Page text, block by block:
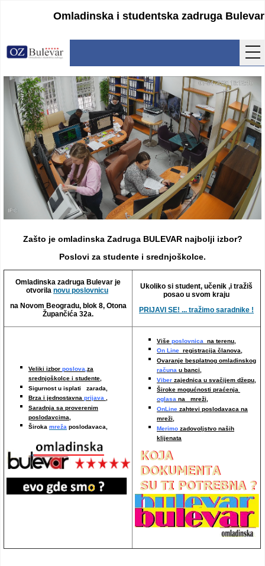
Omladinska i studentska zadruga Bulevar
Početna
Usluge
Uputstva
Cenovnik
Kontakt
Lokacija
Zašto je omladinska Zadruga BULEVAR najbolji izbor?
Poslovi za studente i srednjoškolce.
Omladinska zadruga Bulevar je
otvorila novu poslovnicu
na Novom Beogradu, blok 8, Otona
Župančića 32a.
Ukoliko si student, učenik ,i tražiš
posao u svom kraju
PRIJAVI SE! ... tražimo saradnike !
Veliki izbor poslova,za
srednjoškolce i studente,
Sigurnost u isplati zarada,
Brza i jednostavna prijava ,
Saradnja sa proverenim
poslodavcima,
Široka mreža poslodavaca,
Više poslovnica na terenu,
On Line registracija članova,
Ovaranje besplatnog omladinskog
računa u banci,
Viber zajednica u svačijem džepu,
Široke mogućnosti praćenja
oglasa na mreži,
OnLine zahtevi poslodavaca na
mreži,
Merimo zadovoljstvo naših
klijenata